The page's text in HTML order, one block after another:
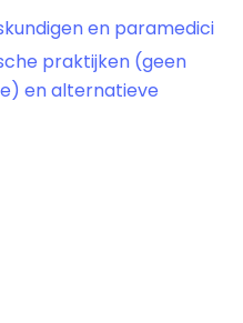
en paramedici
praktijken (geen
en alternatieve